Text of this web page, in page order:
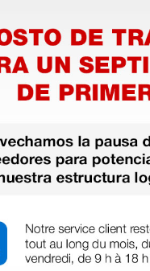
este producto.
Envía tu pregunta